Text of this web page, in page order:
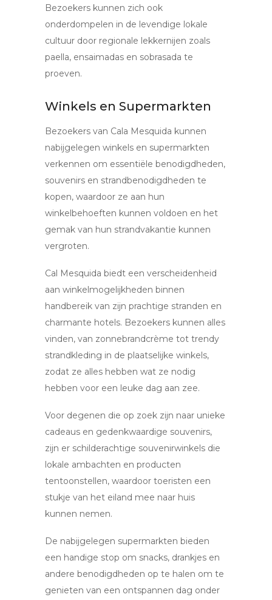
Bezoekers kunnen zich ook
onderdompelen in de levendige lokale
cultuur door regionale lekkernijen zoals
paella, ensaimadas en sobrasada te
proeven.
Winkels en Supermarkten
Bezoekers van Cala Mesquida kunnen
nabijgelegen winkels en supermarkten
verkennen om essentiële benodigdheden,
souvenirs en strandbenodigdheden te
kopen, waardoor ze aan hun
winkelbehoeften kunnen voldoen en het
gemak van hun strandvakantie kunnen
vergroten.
Cal Mesquida biedt een verscheidenheid
aan winkelmogelijkheden binnen
handbereik van zijn prachtige stranden en
charmante hotels. Bezoekers kunnen alles
vinden, van zonnebrandcrème tot trendy
strandkleding in de plaatselijke winkels,
zodat ze alles hebben wat ze nodig
hebben voor een leuke dag aan zee.
Voor degenen die op zoek zijn naar unieke
cadeaus en gedenkwaardige souvenirs,
zijn er schilderachtige souvenirwinkels die
lokale ambachten en producten
tentoonstellen, waardoor toeristen een
stukje van het eiland mee naar huis
kunnen nemen.
De nabijgelegen supermarkten bieden
een handige stop om snacks, drankjes en
andere benodigdheden op te halen om te
genieten van een ontspannen dag onder